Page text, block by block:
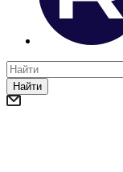
Найти